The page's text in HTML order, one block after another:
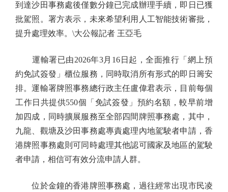
到達沙田事務處後僅數分鐘已完成辦理手續，即日已獲
批駕照。署方表示，未來希望利用人工智能技術審批，
提升處理效率。\大公報記者 王亞毛
運輸署已由2026年3月16日起，全面推行「網上預
約免試簽發」櫃位服務，同時取消所有形式的即日籌安
排。運輸署牌照事務總行政主任盧偉君表示，目前每個
工作日共提供550個「免試簽發」預約名額，較早前增
加四成，同時擴展服務至全部四間牌照事務處，其中，
九龍、觀塘及沙田事務處專責處理內地駕駛者申請，香
港牌照事務處則可同時處理其他認可國家及地區的駕駛
者申請，相信可有效分流申請人群。
位於金鐘的香港牌照事務處，過往經常出現市民凌